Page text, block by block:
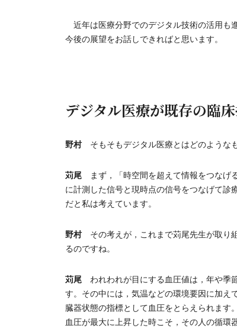
近年は医療分野でのデジタル技術の活用も
今後の展望をお話しできればと思います。
デジタル医療が既存の臨
野村そもそもデジタル医療とはどのようなも
苅尾 まず，「時空間を超えて情報をつなげ
に計測した信号と現時点の信号をつなげて診
だと私は考えています。
野村その考えが，これまで苅尾先生が取り
るのですね。
苅尾 われわれが目にする血圧値は，年や季
す。その中には，気温などの環境要因に加え
臓器状態の指標として血圧をとらえられます
血圧が最大に上昇した時こそ，その人の循環